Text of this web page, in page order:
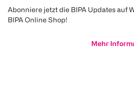
Abonniere jetzt die BIPA Updates auf
BIPA Online Shop!
Mehr